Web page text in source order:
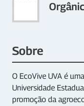
Sobre
O EcoVive UVA é
Universidade
promoção da